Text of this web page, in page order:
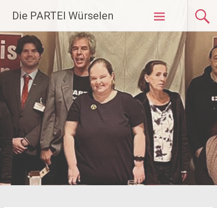
Inhalt
springen
Die PARTEI Würselen